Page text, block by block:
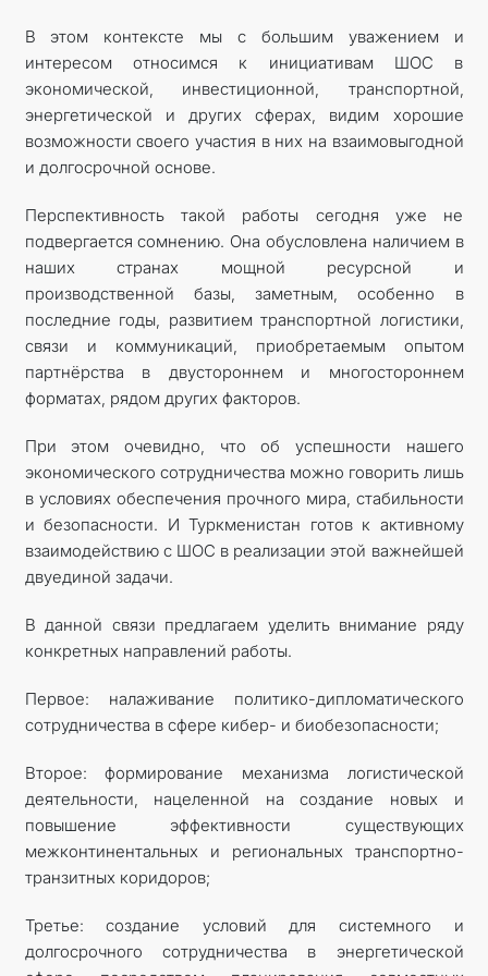
В этом контексте мы с большим уважением и
интересом относимся к инициативам ШОС в
экономической, инвестиционной, транспортной,
энергетической и других сферах, видим хорошие
возможности своего участия в них на взаимовыгодной
и долгосрочной основе.
Перспективность такой работы сегодня уже не
подвергается сомнению. Она обусловлена наличием в
наших странах мощной ресурсной и
производственной базы, заметным, особенно в
последние годы, развитием транспортной логистики,
связи и коммуникаций, приобретаемым опытом
партнёрства в двустороннем и многостороннем
форматах, рядом других факторов.
При этом очевидно, что об успешности нашего
экономического сотрудничества можно говорить лишь
в условиях обеспечения прочного мира, стабильности
и безопасности. И Туркменистан готов к активному
взаимодействию с ШОС в реализации этой важнейшей
двуединой задачи.
В данной связи предлагаем уделить внимание ряду
конкретных направлений работы.
Первое: налаживание политико-дипломатического
сотрудничества в сфере кибер- и биобезопасности;
Второе: формирование механизма логистической
деятельности, нацеленной на создание новых и
повышение эффективности существующих
межконтинентальных и региональных транспортно-
транзитных коридоров;
Третье: создание условий для системного и
долгосрочного сотрудничества в энергетической